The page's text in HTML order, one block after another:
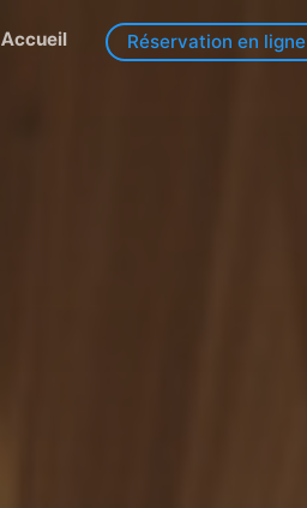
Accueil Réservation en ligne